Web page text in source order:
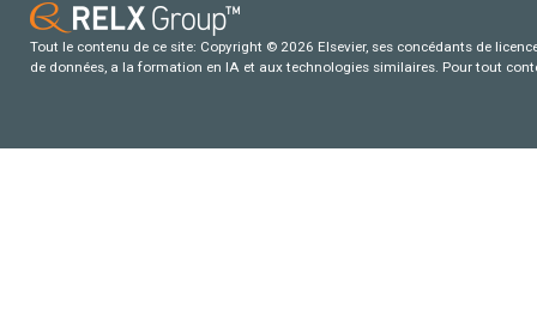
Tout le contenu de ce site: Copyright © 2026 Elsevier, ses concédants de
de données, a la formation en IA et aux technologies similaires. Pour tout